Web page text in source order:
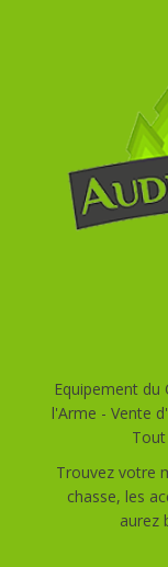
Equipement du
l'Arme - Vente
Trouvez votre
chasse, les
aurez